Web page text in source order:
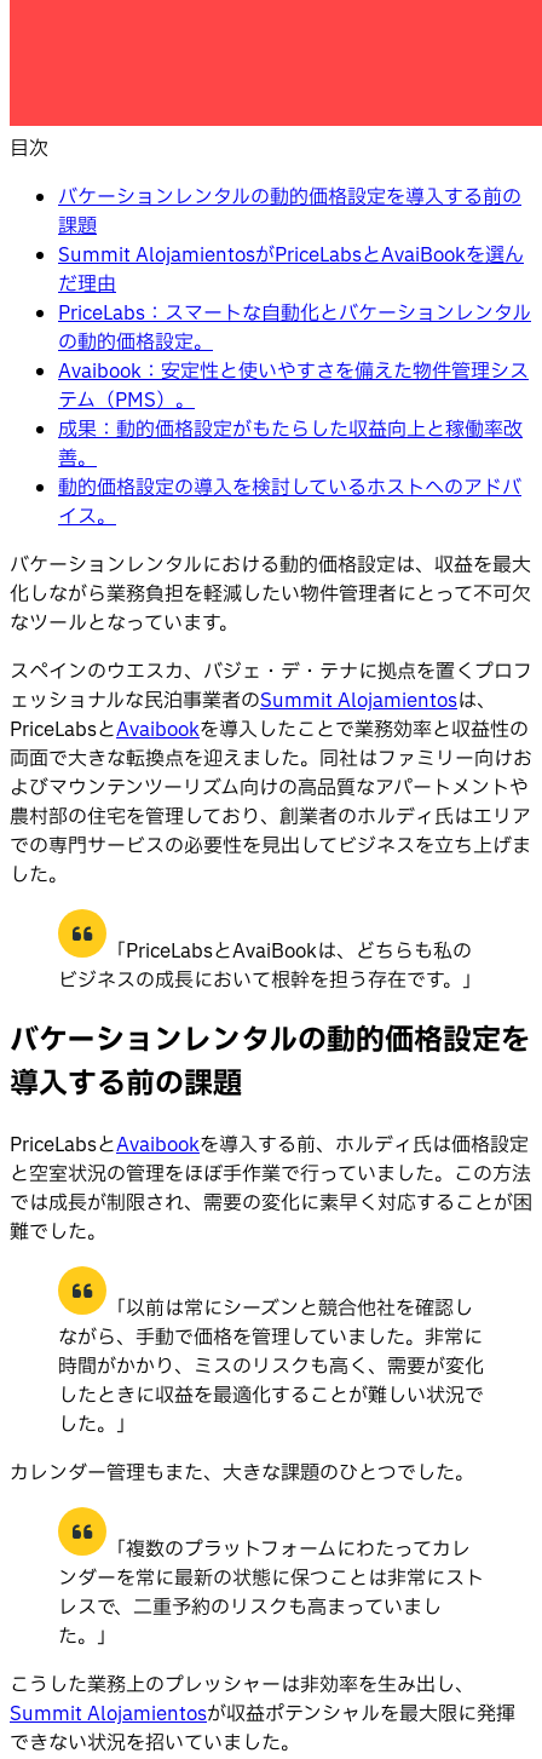
目次
バケーションレンタルの動的価格設定を導入する前の
課題
Summit AlojamientosがPriceLabsとAvaiBookを選ん
だ理由
PriceLabs：スマートな自動化とバケーションレンタル
の動的価格設定。
Avaibook：安定性と使いやすさを備えた物件管理シス
テム（PMS）。
成果：動的価格設定がもたらした収益向上と稼働率改
善。
動的価格設定の導入を検討しているホストへのアドバ
イス。
バケーションレンタルにおける動的価格設定は、収益を最大
化しながら業務負担を軽減したい物件管理者にとって不可欠
なツールとなっています。
スペインのウエスカ、バジェ・デ・テナに拠点を置くプロフ
ェッショナルな民泊事業者のSummit Alojamientosは、
PriceLabsとAvaibookを導入したことで業務効率と収益性の
両面で大きな転換点を迎えました。同社はファミリー向けお
よびマウンテンツーリズム向けの高品質なアパートメントや
農村部の住宅を管理しており、創業者のホルディ氏はエリア
での専門サービスの必要性を見出してビジネスを立ち上げま
した。
「PriceLabsとAvaiBookは、どちらも私の
ビジネスの成長において根幹を担う存在です。」
バケーションレンタルの動的価格設定を
導入する前の課題
PriceLabsとAvaibookを導入する前、ホルディ氏は価格設定
と空室状況の管理をほぼ手作業で行っていました。この方法
では成長が制限され、需要の変化に素早く対応することが困
難でした。
「以前は常にシーズンと競合他社を確認し
ながら、手動で価格を管理していました。非常に
時間がかかり、ミスのリスクも高く、需要が変化
したときに収益を最適化することが難しい状況で
した。」
カレンダー管理もまた、大きな課題のひとつでした。
「複数のプラットフォームにわたってカレ
ンダーを常に最新の状態に保つことは非常にスト
レスで、二重予約のリスクも高まっていまし
た。」
こうした業務上のプレッシャーは非効率を生み出し、
Summit Alojamientosが収益ポテンシャルを最大限に発揮
できない状況を招いていました。